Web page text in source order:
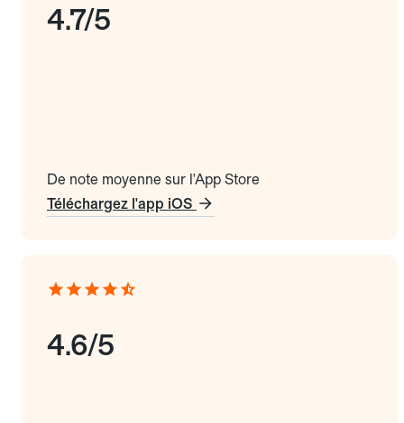
4.7/5
De note moyenne sur l'App Store
Téléchargez l'app iOS
4.6/5